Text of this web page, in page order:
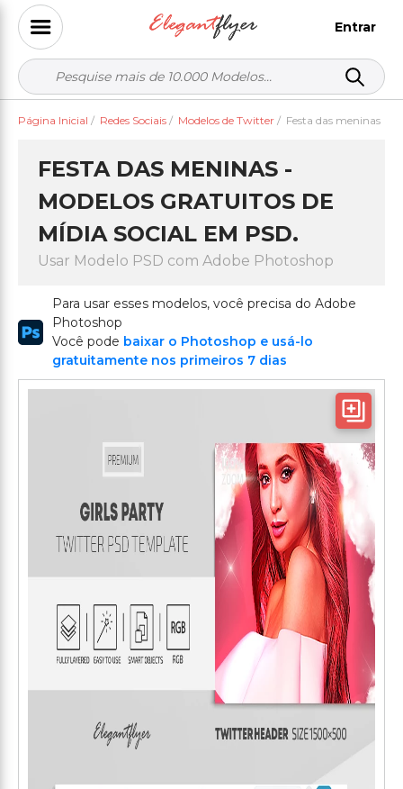
Entrar
Página Inicial / Redes Sociais / Modelos de Twitter / Festa das meninas
FESTA DAS MENINAS -
MODELOS GRATUITOS DE
MÍDIA SOCIAL EM PSD.
Usar Modelo PSD com Adobe Photoshop
Para usar esses modelos, você precisa do Adobe
Photoshop
Você pode baixar o Photoshop e usá-lo
gratuitamente nos primeiros 7 dias